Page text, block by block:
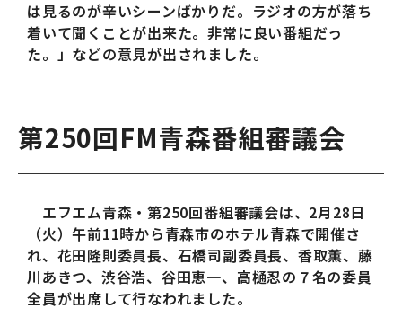
は見るのが辛いシーンばかりだ。ラジオの方が落ち
着いて聞くことが出来た。非常に良い番組だっ
た。」などの意見が出されました。
第250回FM青森番組審議会
エフエム青森・第250回番組審議会は、2月28日
（火）午前11時から青森市のホテル青森で開催さ
れ、花田隆則委員長、石橋司副委員長、香取薫、藤
川あきつ、渋谷浩、谷田恵一、高樋忍の７名の委員
全員が出席して行なわれました。